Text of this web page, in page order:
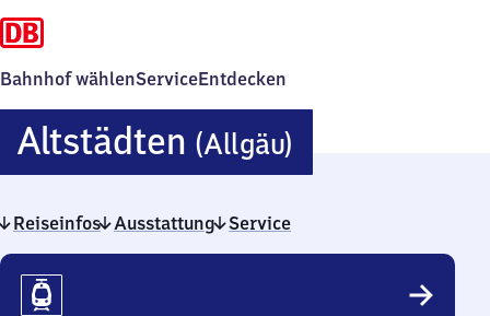
Bahnhof wählenServiceEntdecken
Altstädten (Allgäu)
(Allgäu)
Reiseinfos Ausstattung Service
Reiseinfos